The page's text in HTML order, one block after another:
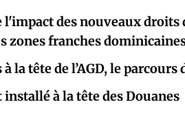
l'impact des nouveaux droits
zones franches
la tête de l’AGD, le parcours
à la tête des Douanes